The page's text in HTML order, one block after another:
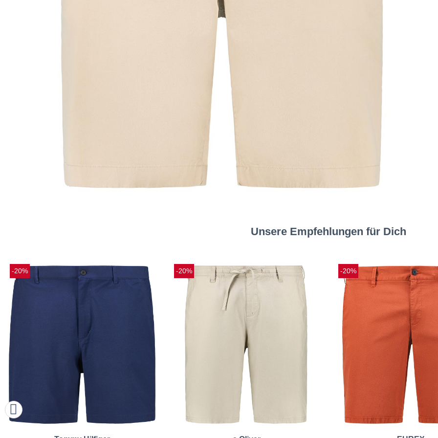
Unsere Empfehlungen für Dich
-20% -20% -20%